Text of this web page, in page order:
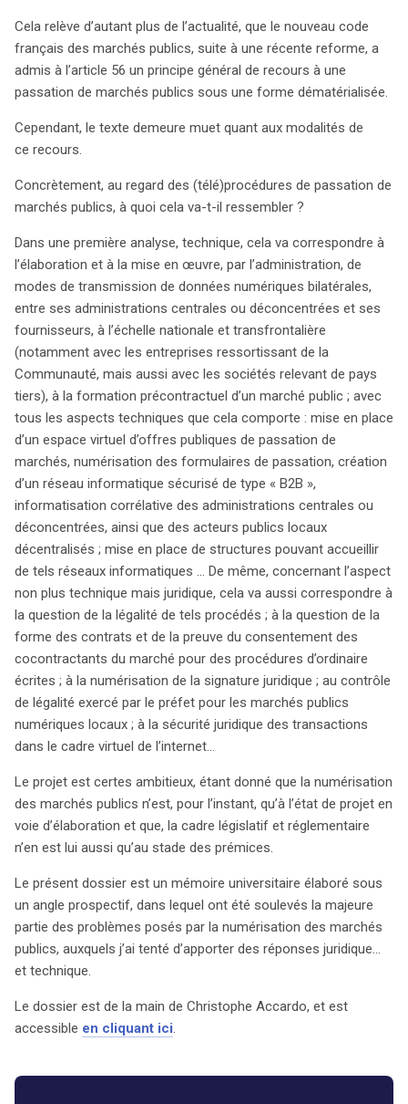
cours d’élaboration, nécessitant un cadre législatif
adapté. Ce dossier, rédigé par Christophe Accardo,
propose une analyse approfondie des défis et solutions
relatifs à cette transition. En tant que mémoire
défis juridiques et techniques liés à la numérisation des
marchés publics, posant ainsi les bases d’une réflexion
sur l’avenir de ces procédures. Pour découvrir ce
dossier, suivez le lien proposé.
Cela relève d’autant plus de l’actualité, que le nouveau code
français des marchés publics, suite à une récente reforme, a
admis à l’article 56 un principe général de recours à une
passation de marchés publics sous une forme dématérialisée.
Cependant, le texte demeure muet quant aux modalités de
ce recours.
Concrètement, au regard des (télé)procédures de passation de
marchés publics, à quoi cela va-t-il ressembler ?
Dans une première analyse, technique, cela va correspondre à
l’élaboration et à la mise en œuvre, par l’administration, de
modes de transmission de données numériques bilatérales,
entre ses administrations centrales ou déconcentrées et ses
fournisseurs, à l’échelle nationale et transfrontalière
(notamment avec les entreprises ressortissant de la
Communauté, mais aussi avec les sociétés relevant de pays
tiers), à la formation précontractuel d’un marché public ; avec
tous les aspects techniques que cela comporte : mise en place
d’un espace virtuel d’offres publiques de passation de
marchés, numérisation des formulaires de passation, création
d’un réseau informatique sécurisé de type « B2B »,
informatisation corrélative des administrations centrales ou
déconcentrées, ainsi que des acteurs publics locaux
décentralisés ; mise en place de structures pouvant accueillir
de tels réseaux informatiques … De même, concernant l’aspect
non plus technique mais juridique, cela va aussi correspondre à
la question de la légalité de tels procédés ; à la question de la
forme des contrats et de la preuve du consentement des
cocontractants du marché pour des procédures d’ordinaire
écrites ; à la numérisation de la signature juridique ; au contrôle
de légalité exercé par le préfet pour les marchés publics
numériques locaux ; à la sécurité juridique des transactions
dans le cadre virtuel de l’internet…
Le projet est certes ambitieux, étant donné que la numérisation
des marchés publics n’est, pour l’instant, qu’à l’état de projet en
voie d’élaboration et que, la cadre législatif et réglementaire
n’en est lui aussi qu’au stade des prémices.
Le présent dossier est un mémoire universitaire élaboré sous
un angle prospectif, dans lequel ont été soulevés la majeure
partie des problèmes posés par la numérisation des marchés
publics, auxquels j’ai tenté d’apporter des réponses juridique…
et technique.
Le dossier est de la main de Christophe Accardo, et est
accessible en cliquant ici.